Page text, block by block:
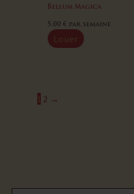
Bellum Magica
5,00 € par semaine
Louer
1 2 →